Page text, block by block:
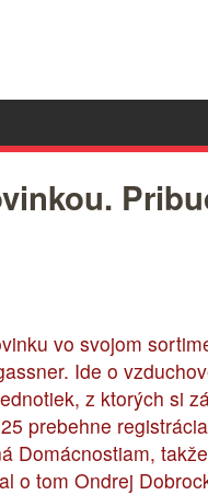
vo svojom
Ide o
z ktorých si
prebehne
Domácnostiam,
o tom Ondrej